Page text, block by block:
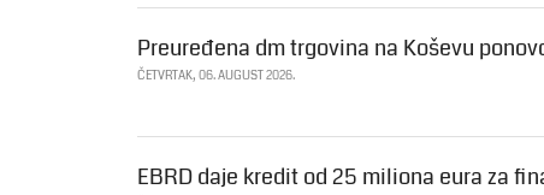
Preuređena dm trgovina na Koševu
ČETVRTAK, 06. AUGUST 2026.
EBRD daje kredit od 25 miliona eura za